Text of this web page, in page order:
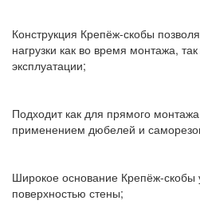
Конструкция Крепёж-скобы
нагрузки как во время монтажа,
эксплуатации;
Подходит как для прямого
применением дюбелей и
Широкое основание Крепёж-скобы
поверхностью стены;